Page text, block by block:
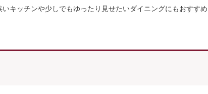
キッチンや少しでもゆったり見せたいダイニングにもおすすめ